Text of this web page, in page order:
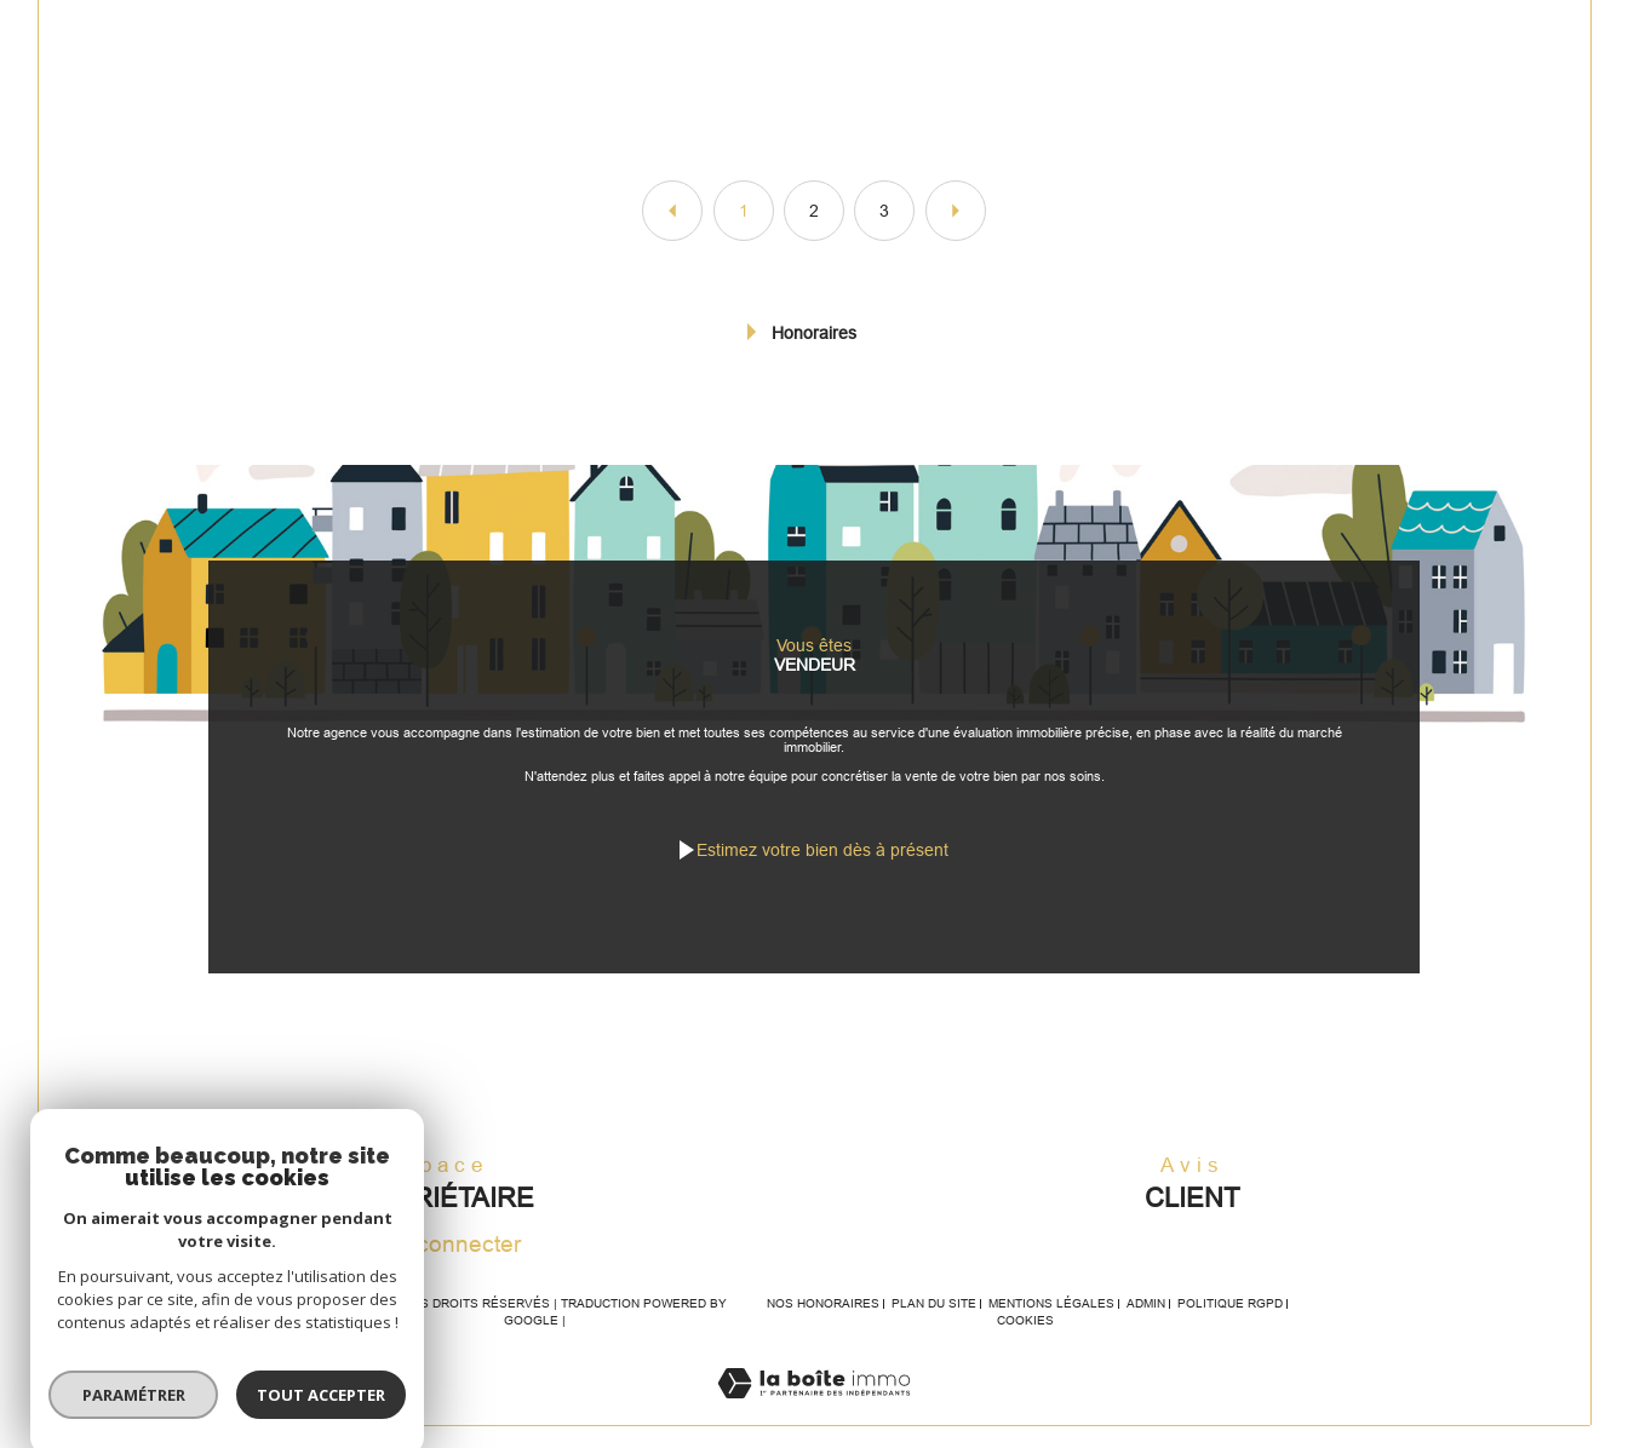
1 2 3
Honoraires
Vous êtes
VENDEUR
Notre agence vous accompagne dans l'estimation de votre bien et met toutes ses compétences au service d'une évaluation immobilière précise, en phase avec la réalité du marché
immobilier.
N'attendez plus et faites appel à notre équipe pour concrétiser la vente de votre bien par nos soins.
Estimez votre bien dès à présent
Espace
PROPRIÉTAIRE
Se connecter
Avis
CLIENT
© 2026 | TOUS DROITS RÉSERVÉS | TRADUCTION POWERED BY
GOOGLE |
NOS HONORAIRES PLAN DU SITE MENTIONS LÉGALES ADMIN
POLITIQUE RGPD
COOKIES
Comme beaucoup, notre site
utilise les cookies
On aimerait vous accompagner pendant
votre visite.
En poursuivant, vous acceptez l'utilisation des
cookies par ce site, afin de vous proposer des
contenus adaptés et réaliser des statistiques !
PARAMÉTRER TOUT ACCEPTER